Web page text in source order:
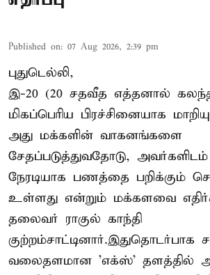
Published on: 07 Aug 2026, 2:39 pm
புதுடெல்லி,
இ-20 (20 சதவீத எத்தனால்
மிகப்பெரிய பிரச்சினையாக
அது மக்களின் வாகனங்களை
சேதப்படுத்துவதோடு, அவர்களிடம்
நேரடியாக பணத்தை பறிக்கும்
உள்ளது என்றும் மக்களவை
தலைவர் ராகுல் காந்தி
குற்றம்சாட்டினார்.இதுதொடர்பாக
வலைதளமான 'எக்ஸ்' தளத்தில்